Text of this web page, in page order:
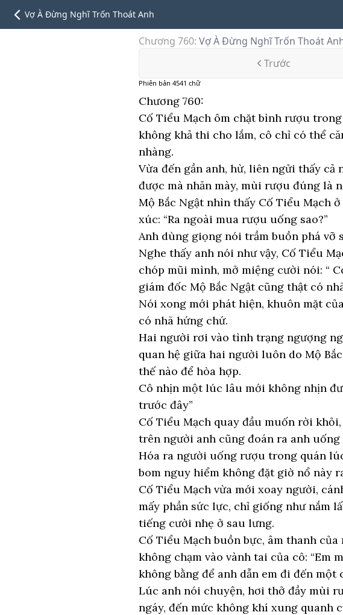
Vợ À Đừng Nghĩ Trốn Thoát Anh
Chương 760: Vợ À Đừng Nghĩ Trốn Thoát
Trước
Phiên bản 4541 chữ
Chương 760:
Cố Tiểu Mạch ôm chặt bình rượu
không khả thi cho lắm, cô chỉ có thể
nhàng.
Vừa đến gần anh, hừ, liên ngửi thấy
được mà nhăn mày, mùi rượu đúng là
Mộ Bắc Ngật nhìn thấy Cố Tiểu Mạch
xúc: “Ra ngoài mua rượu uống sao?”
Anh dùng giọng nói trầm buồn phá vỡ
Nghe thấy anh nói như vậy, Cố Tiểu
chóp mũi mình, mở miệng cười nói: “
giám đốc Mộ Bắc Ngật cũng thật có
Nói xong mới phát hiện, khuôn mặt
có nhã hứng chứ.
Hai người rơi vào tình trạng ngượng
quan hệ giữa hai người luôn do Mộ
thế nào để hòa hợp.
Cô nhịn một lúc lâu mới không nhịn
trước đây”
Cố Tiểu Mạch quay đầu muốn rời
trên người anh cũng đoán ra anh
Hóa ra người uống rượu trong quán
bom nguy hiểm không đặt giờ nổ này
Cố Tiểu Mạch vừa mới xoay người,
mấy phần sức lực, chỉ giống như nắm
tiếng cười nhẹ ở sau lưng.
Cố Tiểu Mạch buồn bực, âm thanh
không chạm vào vành tai của cô: “Em
không bằng để anh dẫn em đi đến một
Lúc anh nói chuyện, hơi thở đầy mùi
ngáy, đến mức không khí xung quanh